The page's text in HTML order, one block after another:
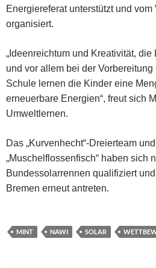
Energiereferat unterstützt und
organisiert.
„Ideenreichtum und Kreativität,
und vor allem bei der
Schule lernen die Kinder eine
erneuerbare Energien“, freut sich
Umweltlernen.
Das „Kurvenhecht“-Dreierteam
„Muschelflossenfisch“ haben sich
Bundessolarrennen qualifiziert
Bremen erneut antreten.
MINT NAWI SOLAR